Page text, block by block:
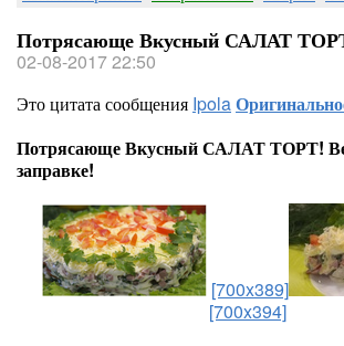
Потрясающе Вкусный САЛАТ
02-08-2017 22:50
Это цитата сообщения Ipola
Потрясающе Вкусный САЛАТ ТОРТ!
заправке!
[700x389]
[700x394]